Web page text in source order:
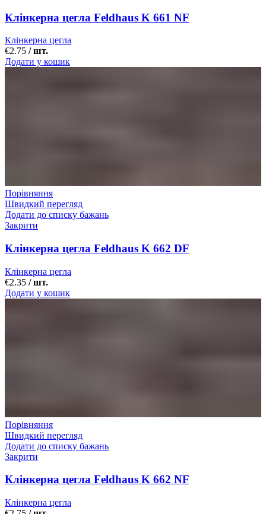
Клінкерна цегла Feldhaus K 661 NF
Клінкерна цегла
€2.75 / шт.
Додати у кошик
Порівняння
Швидкий перегляд
Додати до списку бажань
Закрити
Клінкерна цегла Feldhaus K 662 DF
Клінкерна цегла
€2.35 / шт.
Додати у кошик
Порівняння
Швидкий перегляд
Додати до списку бажань
Закрити
Клінкерна цегла Feldhaus K 662 NF
Клінкерна цегла